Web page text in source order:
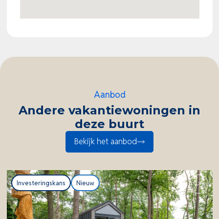
Verhuur via Landal/Roompot
Landal/Roompot
merken binnen de Europese vakantiesector. Dankzij
de toplocatie aan zee en de hoge vraag naar
kwalitatieve strandverblijven vormt dit een
interessante investering voor wie zoekt naar
Over Breeduyn Village
Breeduyn Village is een modern, aantrekkelijk
Aanbod
Andere vakantiewoningen in
deze buurt
Bekijk het aanbod
Investeringskans Nieuw